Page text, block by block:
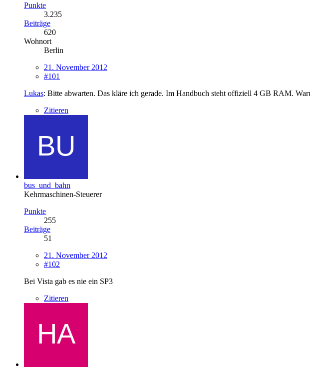
Punkte
3.235
Beiträge
620
Wohnort
Berlin
21. November 2012
#101
Lukas: Bitte abwarten. Das kläre ich gerade. Im Handbuch steht offiziell 4 GB RAM.
Zitieren
bus_und_bahn
Kehrmaschinen-Steuerer
Punkte
255
Beiträge
51
21. November 2012
#102
Bei Vista gab es nie ein SP3
Zitieren